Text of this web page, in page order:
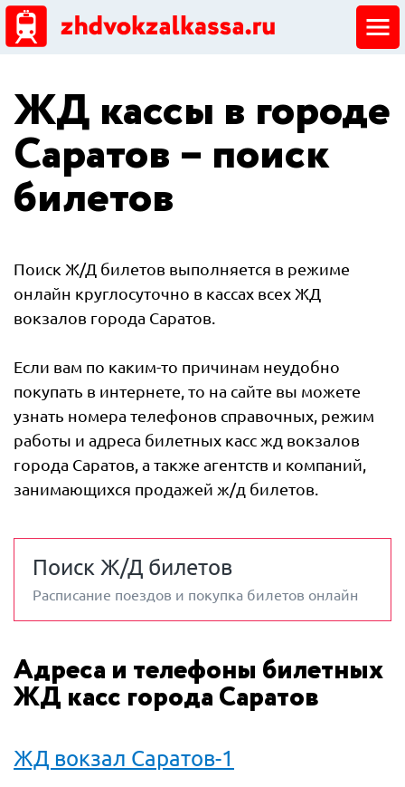
ЖД кассы в городе
Саратов – поиск
билетов
Поиск Ж/Д билетов выполняется в режиме
онлайн круглосуточно в кассах всех ЖД
вокзалов города Саратов.
Если вам по каким-то причинам неудобно
покупать в интернете, то на сайте вы можете
узнать номера телефонов справочных, режим
работы и адреса билетных касс жд вокзалов
города Саратов, а также агентств и компаний,
занимающихся продажей ж/д билетов.
Поиск Ж/Д билетов
Расписание поездов и покупка билетов онлайн
Адреса и телефоны билетных
ЖД касс города Саратов
ЖД вокзал Саратов-1